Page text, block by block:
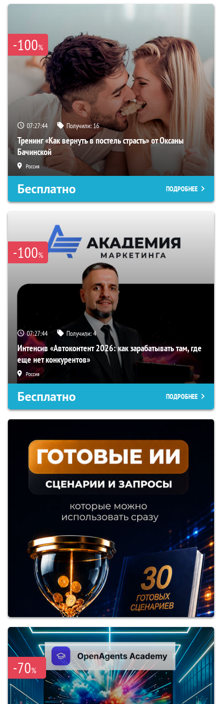
-100%
07:27:43 Получили:16
Тренинг «Как вернуть в постель страсть» от Оксаны
Бачинской
Россия
Бесплатно ПОДРОБНЕЕ
-100%
07:27:43 Получили:4
Интенсив «Автоконтент 2026: как зарабатывать там, где
еще нет конкурентов»
Россия
Бесплатно ПОДРОБНЕЕ
-70%